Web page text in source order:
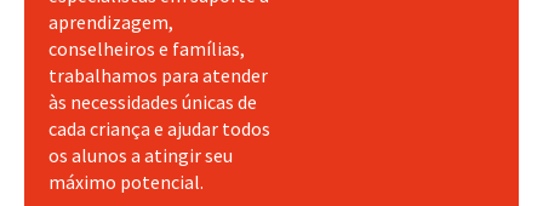
aprendizagem,
conselheiros e famílias,
trabalhamos para atender
às necessidades únicas de
cada criança e ajudar todos
os alunos a atingir seu
máximo potencial.